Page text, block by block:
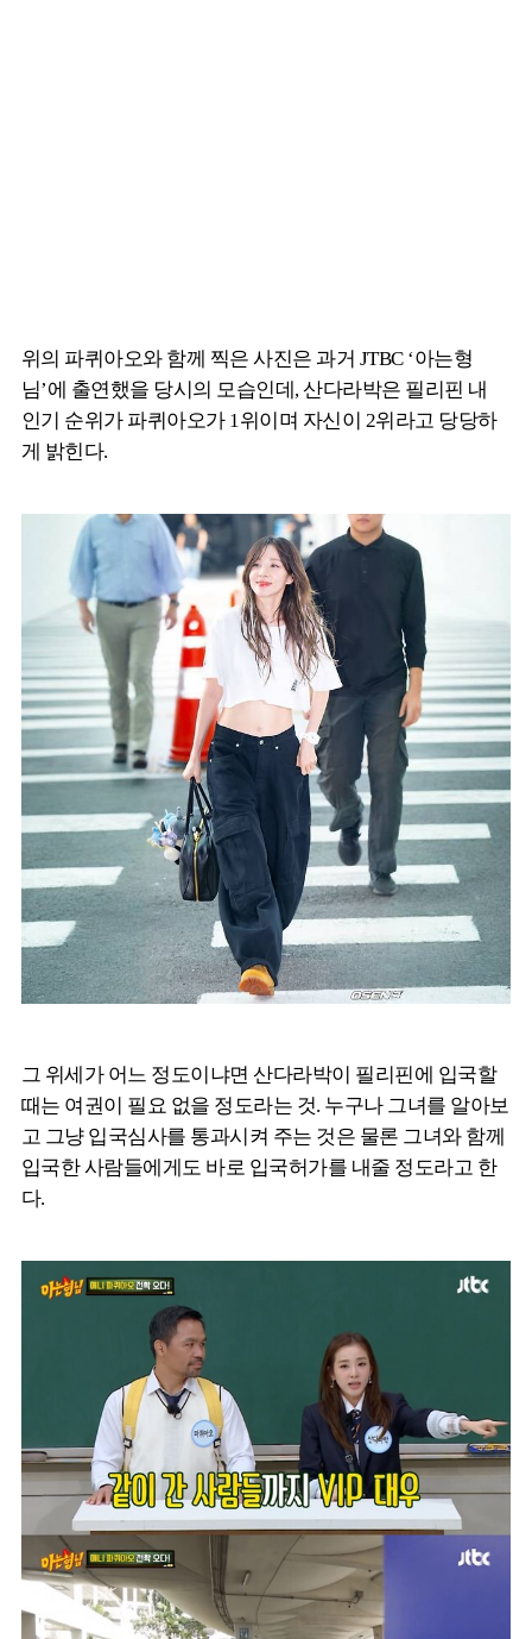
위의 파퀴아오와 함께 찍은 사진은 과거 JTBC ‘아는형
님’에 출연했을 당시의 모습인데, 산다라박은 필리핀 내
인기 순위가 파퀴아오가 1위이며 자신이 2위라고 당당하
게 밝힌다.
그 위세가 어느 정도이냐면 산다라박이 필리핀에 입국할
때는 여권이 필요 없을 정도라는 것. 누구나 그녀를 알아보
고 그냥 입국심사를 통과시켜 주는 것은 물론 그녀와 함께
입국한 사람들에게도 바로 입국허가를 내줄 정도라고 한
다.